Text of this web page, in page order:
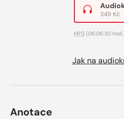
349 Kč
MP3 (06:06:30
Jak na
Anotace